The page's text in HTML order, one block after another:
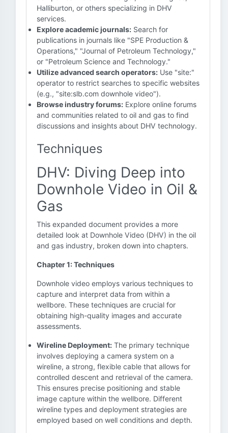
Halliburton, or others specializing in DHV
services.
Explore academic journals: Search for
publications in journals like "SPE Production &
Operations," "Journal of Petroleum Technology,"
or "Petroleum Science and Technology."
Utilize advanced search operators: Use "site:"
operator to restrict searches to specific websites
(e.g., "site:slb.com downhole video").
Browse industry forums: Explore online forums
and communities related to oil and gas to find
discussions and insights about DHV technology.
Techniques
DHV: Diving Deep into
Downhole Video in Oil &
Gas
This expanded document provides a more
detailed look at Downhole Video (DHV) in the oil
and gas industry, broken down into chapters.
Chapter 1: Techniques
Downhole video employs various techniques to
capture and interpret data from within a
wellbore. These techniques are crucial for
obtaining high-quality images and accurate
assessments.
Wireline Deployment: The primary technique
involves deploying a camera system on a
wireline, a strong, flexible cable that allows for
controlled descent and retrieval of the camera.
This ensures precise positioning and stable
image capture within the wellbore. Different
wireline types and deployment strategies are
employed based on well conditions and depth.